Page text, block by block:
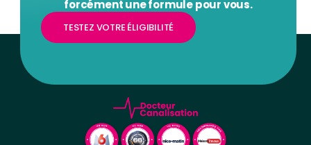
forcément une formule pour vous.
TESTEZ VOTRE ÉLIGIBILITÉ